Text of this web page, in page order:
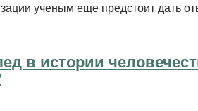
ученым еще предстоит дать
в истории